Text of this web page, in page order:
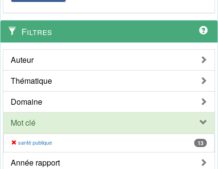
Filtres
Auteur
Thématique
Domaine
Mot clé
santé publique 13
Année rapport